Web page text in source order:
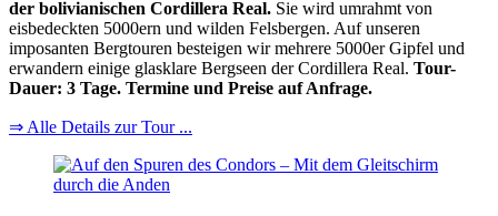
der bolivianischen Cordillera Real. Sie wird umrahmt von
eisbedeckten 5000ern und wilden Felsbergen. Auf unseren
imposanten Bergtouren besteigen wir mehrere 5000er Gipfel und
erwandern einige glasklare Bergseen der Cordillera Real. Tour-
Dauer: 3 Tage. Termine und Preise auf Anfrage.
⇒ Alle Details zur Tour ...